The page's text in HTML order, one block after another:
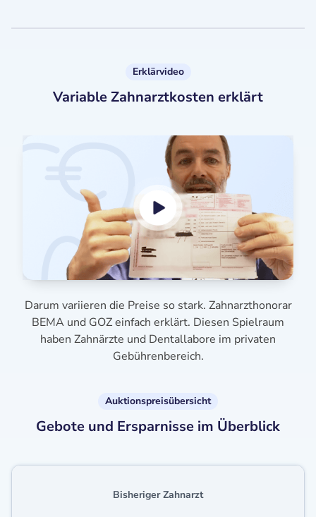
Erklärvideo
Variable Zahnarztkosten erklärt
Darum variieren die Preise so stark. Zahnarzthonorar
BEMA und GOZ einfach erklärt. Diesen Spielraum
haben Zahnärzte und Dentallabore im privaten
Gebührenbereich.
Auktionspreisübersicht
Gebote und Ersparnisse im Überblick
Bisheriger Zahnarzt